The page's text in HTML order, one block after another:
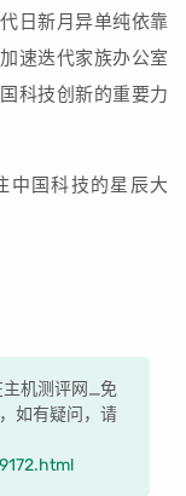
日新月异单纯依靠
速迭代家族办公室
科技创新的重要力
中国科技的星辰大
机测评网_免
如有疑问，请